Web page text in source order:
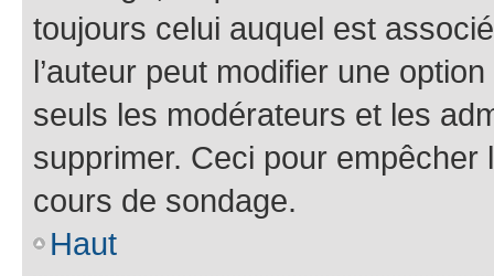
toujours celui auquel est
l’auteur peut modifier une
seuls les modérateurs et les
supprimer. Ceci pour
cours de sondage.
Haut